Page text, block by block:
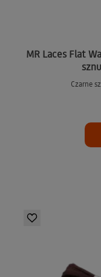
MR Laces Flat
Czarne